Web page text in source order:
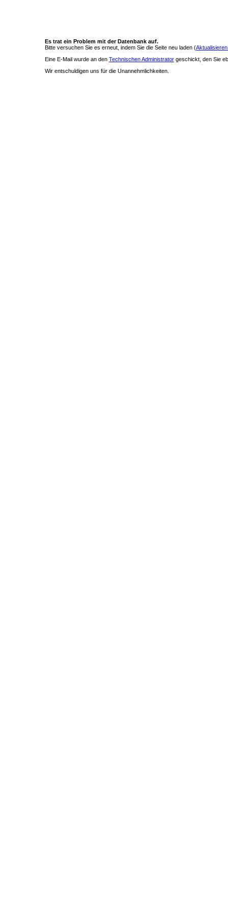
Es trat ein Problem mit der Datenbank auf.
Bitte versuchen Sie es erneut, indem Sie die Seite neu laden (
Eine E-Mail wurde an den Technischen Administrator geschickt, den Sie
Wir entschuldigen uns für die Unannehmlichkeiten.